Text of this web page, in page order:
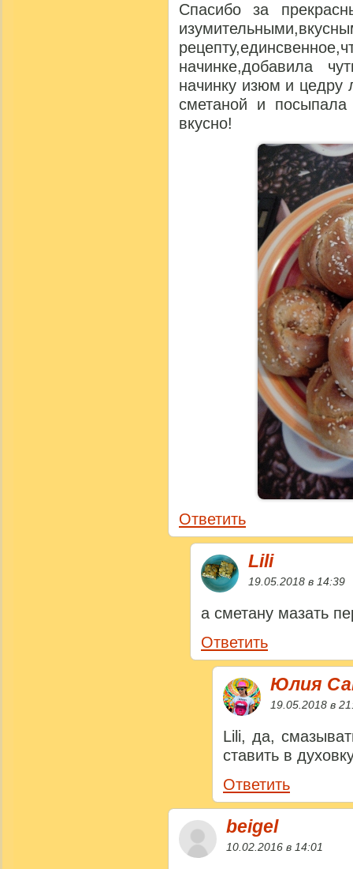
Спасибо за
начинке,добавила
начинку изюм и цедру
сметаной и посыпала
вкусно!
Ответить
Lili
19.05.2018 в 14:39
а сметану мазать
Ответить
Юлия
19.05.2018 в
Lili, да,
ставить в
Ответить
beigel
10.02.2016 в 14:01